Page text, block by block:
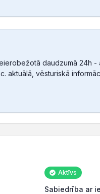
daudzumā 24h
aktuālā, vēsturiskā
Aktīvs
Sabiedrība ar